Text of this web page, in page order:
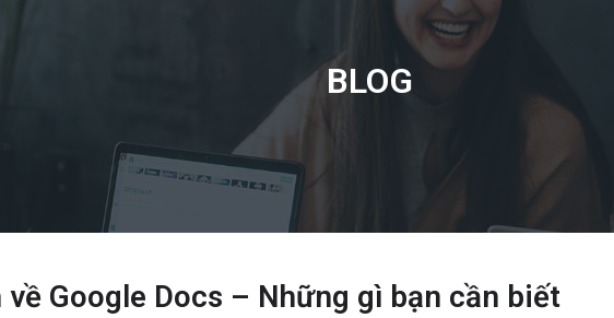
BLOG
Google Docs – Những gì bạn cần biết